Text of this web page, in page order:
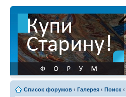
Список форумов ‹ Галерея ‹ Поиск ‹